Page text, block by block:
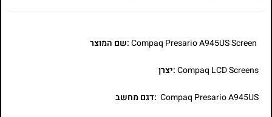
:שם המוצר
Compaq LCD Screens:יצרן
Compaq Presario A945US :דגם מחשב